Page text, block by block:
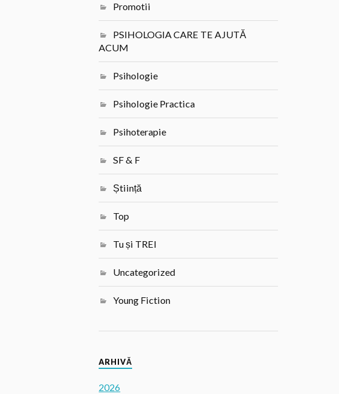
Promotii
PSIHOLOGIA CARE TE AJUTĂ
ACUM
Psihologie
Psihologie Practica
Psihoterapie
SF & F
Știință
Top
Tu și TREI
Uncategorized
Young Fiction
ARHIVĂ
2026